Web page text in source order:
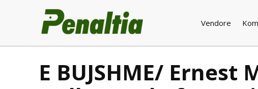
Vendore
E BUJSHME/